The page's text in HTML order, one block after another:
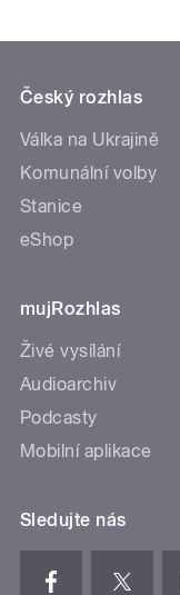
Český rozhlas
Válka na Ukrajině
Komunální volby
Stanice
eShop
mujRozhlas
Živé vysílání
Audioarchiv
Podcasty
Mobilní aplikace
Sledujte nás